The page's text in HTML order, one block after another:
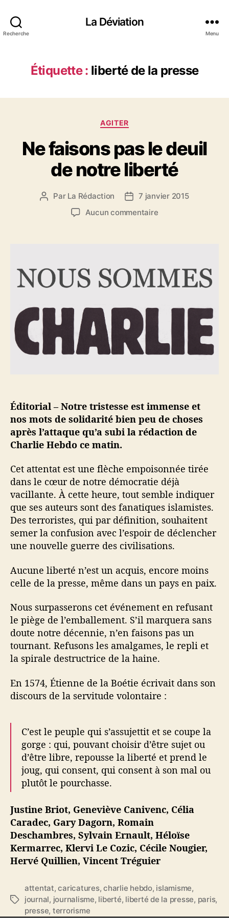
Recherche
La Déviation
Menu
Étiquette : liberté de la presse
C
t
é
g
o
e
AGITER
Ne faisons pas le deuil
de notre liberté
A
l
a
c
Par La Rédaction
D
’
a
t
i
c
e
7 janvier 2015
Aucun commentaires
f
i
o
n
s
a
d
e
u
i
e
n
o
t
e
l
i
e
r
é
Éditorial – Notre tristesse est immense et
nos mots de solidarité bien peu de choses
après l’attaque qu’a subi la rédaction de
Charlie Hebdo ce matin.
Cet attentat est une flèche empoisonnée tirée
dans le cœur de notre démocratie déjà
vacillante. À cette heure, tout semble indiquer
que ses auteurs sont des fanatiques islamistes.
Des terroristes, qui par définition, souhaitent
semer la confusion avec l’espoir de déclencher
une nouvelle guerre des civilisations.
Aucune liberté n’est un acquis, encore moins
celle de la presse, même dans un pays en paix.
Nous surpasserons cet événement en refusant
le piège de l’emballement. S’il marquera sans
doute notre décennie, n’en faisons pas un
tournant. Refusons les amalgames, le repli et
la spirale destructrice de la haine.
En 1574, Étienne de la Boétie écrivait dans son
discours de la servitude volontaire :
C’est le peuple qui s’assujettit et se coupe la
gorge : qui, pouvant choisir d’être sujet ou
d’être libre, repousse la liberté et prend le
joug, qui consent, qui consent à son mal ou
plutôt le pourchasse.
Justine Briot, Geneviève Canivenc, Célia
Caradec, Gary Dagorn, Romain
Deschambres, Sylvain Ernault, Héloïse
Kermarrec, Klervi Le Cozic, Cécile Nougier,
Hervé Quillien, Vincent Tréguier
É
attentat,caricatures,charlie hebdo, islamisme,
journal, journalisme, liberté, liberté de la presse, paris,
presse, terrorisme